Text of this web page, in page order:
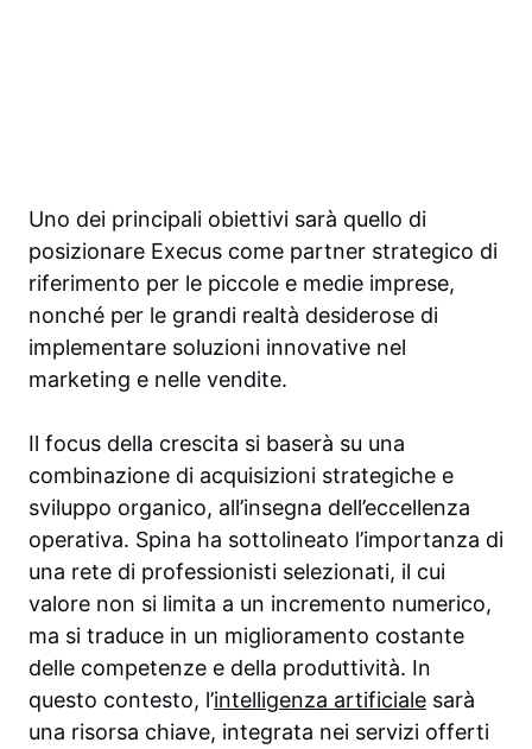
Uno dei principali obiettivi sarà quello di
posizionare Execus come partner strategico di
riferimento per le piccole e medie imprese,
nonché per le grandi realtà desiderose di
implementare soluzioni innovative nel
marketing e nelle vendite.
Il focus della crescita si baserà su una
combinazione di acquisizioni strategiche e
sviluppo organico, all’insegna dell’eccellenza
operativa. Spina ha sottolineato l’importanza di
una rete di professionisti selezionati, il cui
valore non si limita a un incremento numerico,
ma si traduce in un miglioramento costante
delle competenze e della produttività. In
questo contesto, l’intelligenza artificiale sarà
una risorsa chiave, integrata nei servizi offerti